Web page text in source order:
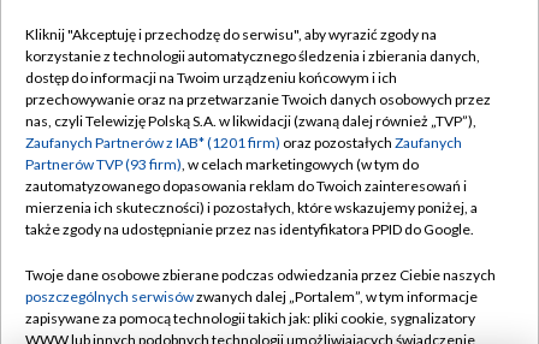
TVP
Abonament TVP
Emisja w TVP
Centrum informacji TVP
Naziemna Telewizja Cyfrowa
Rada Programowa
System NOS
Regulamin TVP
Polityka prywatności
Moje zgody
Pomoc
Kontakt
Kliknij "Akceptuję i przechodzę do serwisu", aby wyrazić zgody na
korzystanie z technologii automatycznego śledzenia i zbierania danych,
dostęp do informacji na Twoim urządzeniu końcowym i ich
przechowywanie oraz na przetwarzanie Twoich danych osobowych przez
nas, czyli Telewizję Polską S.A. w likwidacji (zwaną dalej również „TVP”),
Zaufanych Partnerów z IAB* (1201 firm) oraz pozostałych Zaufanych
Partnerów TVP (93 firm), w celach marketingowych (w tym do
zautomatyzowanego dopasowania reklam do Twoich zainteresowań i
mierzenia ich skuteczności) i pozostałych, które wskazujemy poniżej, a
także zgody na udostępnianie przez nas identyfikatora PPID do Google.
Twoje dane osobowe zbierane podczas odwiedzania przez Ciebie naszych
poszczególnych serwisówzwanych dalej „Portalem”, w tym informacje
zapisywane za pomocą technologii takich jak: pliki cookie, sygnalizatory
WWW lub innych podobnych technologii umożliwiających świadczenie